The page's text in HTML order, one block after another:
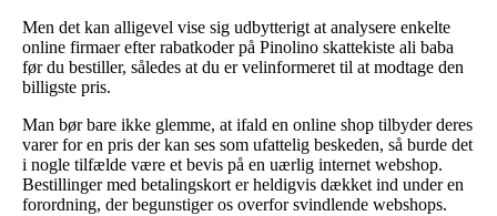
Men det kan alligevel vise sig udbytterigt at analysere enkelte
online firmaer efter rabatkoder på Pinolino skattekiste ali baba
før du bestiller, således at du er velinformeret til at modtage den
billigste pris.
Man bør bare ikke glemme, at ifald en online shop tilbyder deres
varer for en pris der kan ses som ufattelig beskeden, så burde det
i nogle tilfælde være et bevis på en uærlig internet webshop.
Bestillinger med betalingskort er heldigvis dækket ind under en
forordning, der begunstiger os overfor svindlende webshops.